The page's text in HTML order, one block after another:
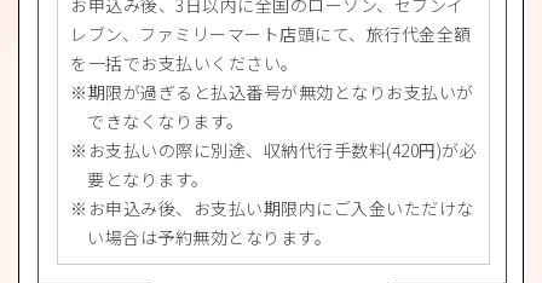
お申込み後、3日以内に全国のローソン、セブンイ
レブン、ファミリーマート店頭にて、旅行代金全額
を一括でお支払いください。
期限が過ぎると払込番号が無効となりお支払いが
できなくなります。
お支払いの際に別途、収納代行手数料(420円)が必
要となります。
お申込み後、お支払い期限内にご入金いただけな
い場合は予約無効となります。